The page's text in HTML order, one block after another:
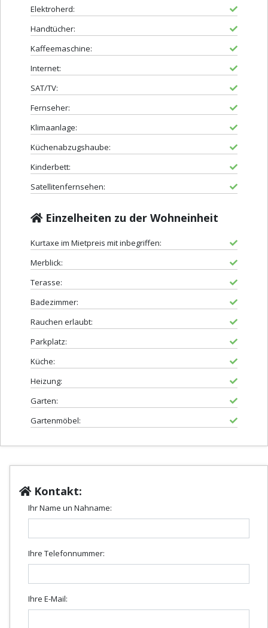
Elektroherd:
Handtücher:
Kaffeemaschine:
Internet:
SAT/TV:
Fernseher:
Klimaanlage:
Küchenabzugshaube:
Kinderbett:
Satellitenfernsehen:
Einzelheiten zu der Wohneinheit
Kurtaxe im Mietpreis mit inbegriffen:
Merblick:
Terasse:
Badezimmer:
Rauchen erlaubt:
Parkplatz:
Küche:
Heizung:
Garten:
Gartenmöbel:
Kontakt:
Ihr Name un Nahname:
Ihre Telefonnummer:
Ihre E-Mail: